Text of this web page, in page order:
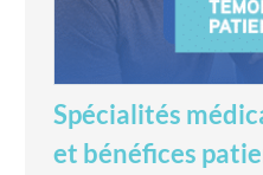
Spécialités
et bénéfices